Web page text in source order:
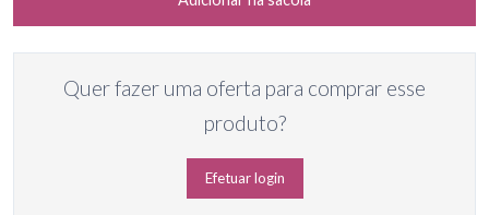
Quer fazer uma oferta para comprar esse
produto?
Efetuar login